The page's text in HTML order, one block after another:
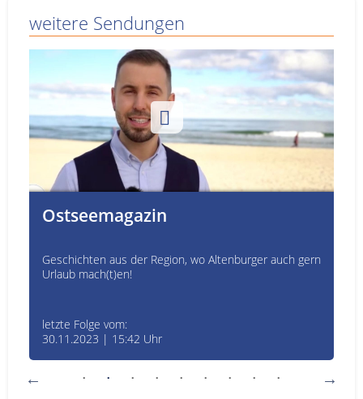
weitere Sendungen
Ostseemagazin
Geschichten aus der Region, wo Altenburger auch gern
Urlaub mach(t)en!
letzte Folge vom:
30.11.2023 | 15:42 Uhr